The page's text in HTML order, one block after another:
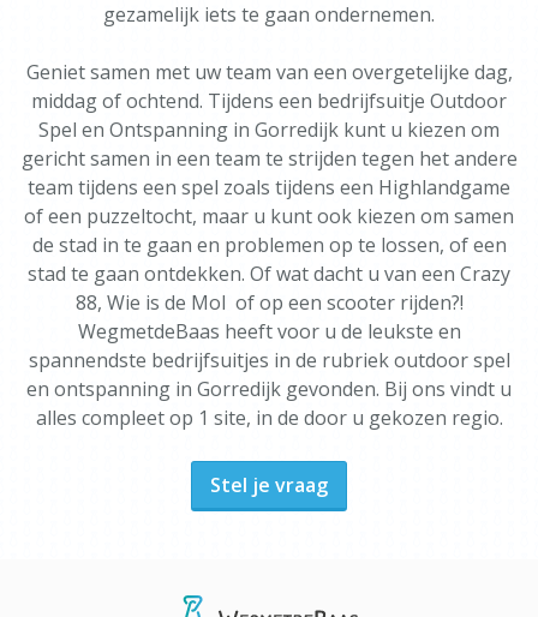
gezamelijk iets te gaan ondernemen.
Geniet samen met uw team van een overgetelijke dag,
middag of ochtend. Tijdens een bedrijfsuitje Outdoor
Spel en Ontspanning in Gorredijk kunt u kiezen om
gericht samen in een team te strijden tegen het andere
team tijdens een spel zoals tijdens een Highlandgame
of een puzzeltocht, maar u kunt ook kiezen om samen
de stad in te gaan en problemen op te lossen, of een
stad te gaan ontdekken. Of wat dacht u van een Crazy
88, Wie is de Mol of op een scooter rijden?!
WegmetdeBaas heeft voor u de leukste en
spannendste bedrijfsuitjes in de rubriek outdoor spel
en ontspanning in Gorredijk gevonden. Bij ons vindt u
alles compleet op 1 site, in de door u gekozen regio.
Stel je vraag